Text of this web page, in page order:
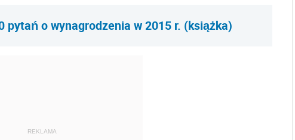
pytań o wynagrodzenia w 2015 r. (książka)
REKLAMA